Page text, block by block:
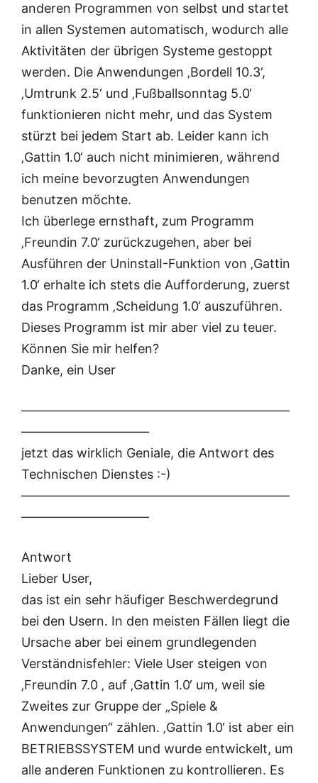
anderen Programmen von selbst und startet
in allen Systemen automatisch, wodurch alle
Aktivitäten der übrigen Systeme gestoppt
werden. Die Anwendungen ‚Bordell 10.3‘,
‚Umtrunk 2.5‘ und ‚Fußballsonntag 5.0‘
funktionieren nicht mehr, und das System
stürzt bei jedem Start ab. Leider kann ich
‚Gattin 1.0‘ auch nicht minimieren, während
ich meine bevorzugten Anwendungen
benutzen möchte.
Ich überlege ernsthaft, zum Programm
‚Freundin 7.0‘ zurückzugehen, aber bei
Ausführen der UninstalI-Funktion von ‚Gattin
1.0‘ erhalte ich stets die Aufforderung, zuerst
das Programm ‚Scheidung 1.0‘ auszuführen.
Dieses Programm ist mir aber viel zu teuer.
Können Sie mir helfen?
Danke, ein User
—————————————————————
——————————
jetzt das wirklich Geniale, die Antwort des
Technischen Dienstes :-)
—————————————————————
——————————
Antwort
Lieber User,
das ist ein sehr häufiger Beschwerdegrund
bei den Usern. In den meisten Fällen liegt die
Ursache aber bei einem grundlegenden
Verständnisfehler: Viele User steigen von
‚Freundin 7.0 ‚ auf ‚Gattin 1.0‘ um, weil sie
Zweites zur Gruppe der „Spiele &
Anwendungen“ zählen. ‚Gattin 1.0‘ ist aber ein
BETRIEBSSYSTEM und wurde entwickelt, um
alle anderen Funktionen zu kontrollieren. Es